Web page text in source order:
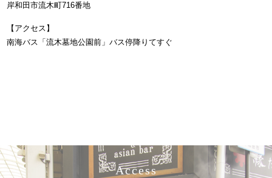
岸和田市流木町716番地
【アクセス】
南海バス「流木墓地公園前」バス停降りてすぐ
Access